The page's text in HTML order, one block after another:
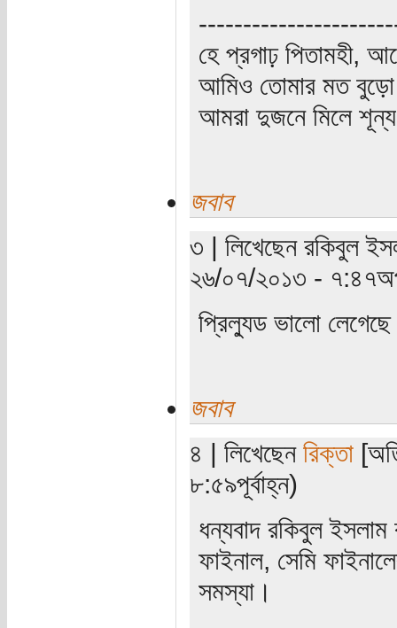
হে প্রগাঢ় পিতামহী,
আমিও তোমার মত বুড়ো
আমরা দুজনে মিলে শূন্য
জবাব
৩ | লিখেছেন রকিবুল
২৬/০৭/২০১৩ -
প্রিল্যুড ভালো
জবাব
৪ | লিখেছেন রিক্তা
৮:৫৯পূর্বাহ্ন)
ধন্যবাদ রকিবুল
ফাইনাল, সেমি
সমস্যা।